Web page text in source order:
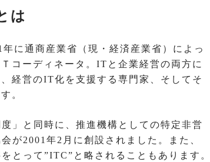
は
に通商産業省（現・経済産業省）によっ
コーディネータ。ITと企業経営の両方に
経営のIT化を支援する専門家、そしてそ
。
」と同時に、推進機構としての特定非営
が2001年2月に創設されました。また、
とって”ITC”と略されることもあります。